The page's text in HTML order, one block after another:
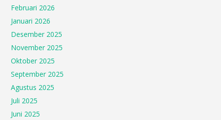
Februari 2026
Januari 2026
Desember 2025
November 2025
Oktober 2025
September 2025
Agustus 2025
Juli 2025
Juni 2025